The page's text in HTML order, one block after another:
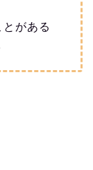
がある